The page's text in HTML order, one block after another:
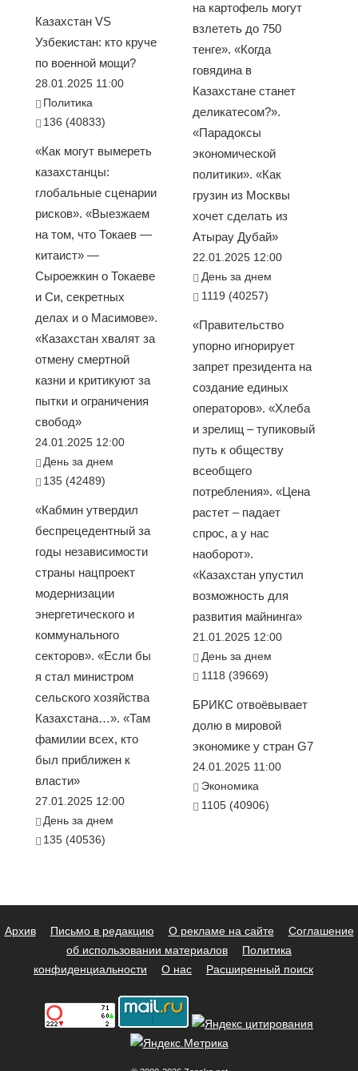
Казахстан VS
Узбекистан: кто круче
по военной мощи?
28.01.2025 11:00
Политика
136 (40833)
«Как могут вымереть
казахстанцы:
глобальные сценарии
рисков». «Выезжаем
на том, что Токаев —
китаист» —
Сыроежкин о Токаеве
и Си, секретных
делах и о Масимове».
«Казахстан хвалят за
отмену смертной
казни и критикуют за
пытки и ограничения
свобод»
24.01.2025 12:00
День за днем
135 (42489)
«Кабмин утвердил
беспрецедентный за
годы независимости
страны нацпроект
модернизации
энергетического и
коммунального
секторов». «Если бы
я стал министром
сельского хозяйства
Казахстана…». «Там
фамилии всех, кто
был приближен к
власти»
27.01.2025 12:00
День за днем
135 (40536)
на картофель могут
взлететь до 750
тенге». «Когда
говядина в
Казахстане станет
деликатесом?».
«Парадоксы
экономической
политики». «Как
грузин из Москвы
хочет сделать из
Атырау Дубай»
22.01.2025 12:00
День за днем
1119 (40257)
«Правительство
упорно игнорирует
запрет президента на
создание единых
операторов». «Хлеба
и зрелищ – тупиковый
путь к обществу
всеобщего
потребления». «Цена
растет – падает
спрос, а у нас
наоборот».
«Казахстан упустил
возможность для
развития майнинга»
21.01.2025 12:00
День за днем
1118 (39669)
БРИКС отвоёвывает
долю в мировой
экономике у стран G7
24.01.2025 11:00
Экономика
1105 (40906)
Архив Письмо в редакцию О рекламе на сайте
Соглашение
об использовании материалов
Политика
конфиденциальности
О нас Расширенный поиск